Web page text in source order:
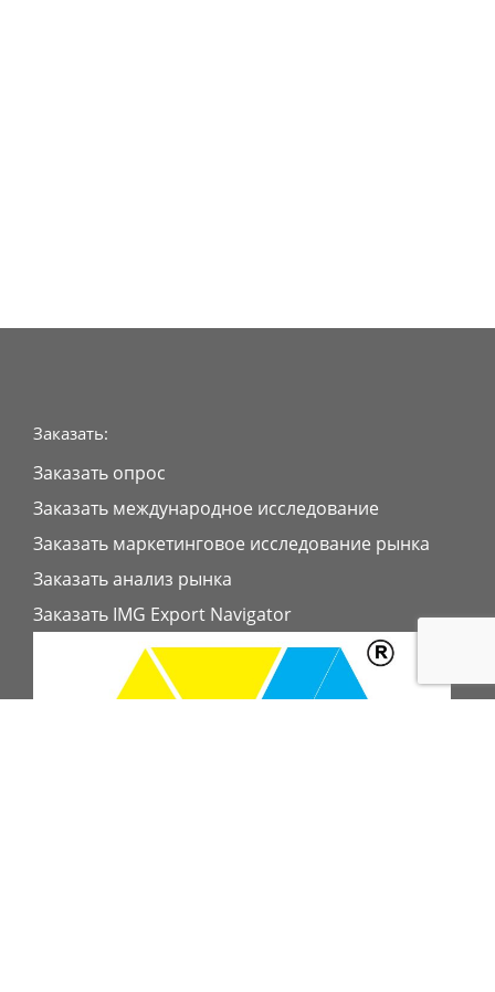
Заказать:
Заказать опрос
Заказать международное исследование
Заказать маркетинговое исследование рынка
Заказать анализ рынка
Заказать IMG Export Navigator